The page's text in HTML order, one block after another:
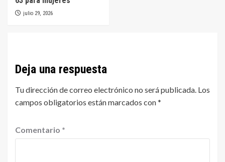
julio 29, 2026
Deja una respuesta
Tu dirección de correo electrónico no será publicada. Los
campos obligatorios están marcados con*
Comentario *